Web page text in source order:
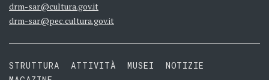
drm-sar@cultura.gov.it
drm-sar@pec.cultura.gov.it
STRUTTURA ATTIVITÀ MUSEI
NOTIZIE